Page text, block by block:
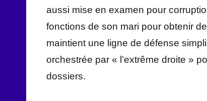
aussi mise en examen pour
fonctions de son mari pour obtenir
maintient une ligne de défense
orchestrée par « l’extrême droite »
dossiers.